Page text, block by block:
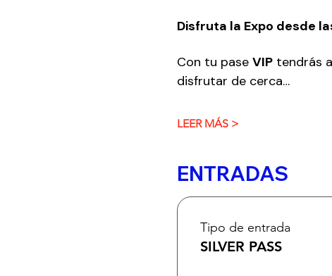
Disfruta la Expo desde
Con tu pase VIP tendrás
disfrutar de cerca…
LEER MÁS >
ENTRADAS
Tipo de entrada
SILVER PASS